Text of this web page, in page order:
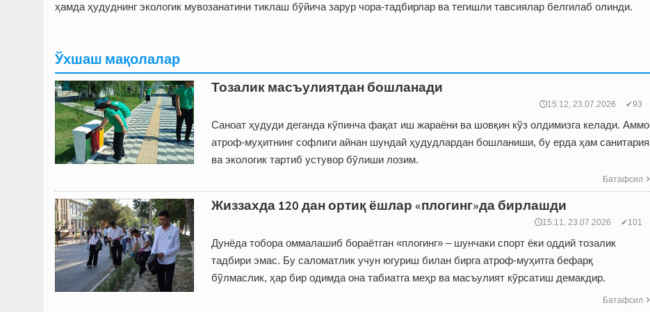
ҳамда ҳудуднинг экологик мувозанатини тиклаш бўйича зарур чора-тадбирлар ва тегишли тавсиялар белгилаб олинди.
Ўхшаш мақолалар
Тозалик масъулиятдан бошланади
🕔15:12, 23.07.2026 ✔93
Саноат ҳудуди деганда кўпинча фақат иш жараёни ва шовқин кўз олдимизга келади. Аммо
атроф-муҳитнинг софлиги айнан шундай ҳудудлардан бошланиши, бу ерда ҳам санитария
ва экологик тартиб устувор бўлиши лозим.
Батафсил 
Жиззахда 120 дан ортиқ ёшлар «плогинг»да бирлашди
🕔15:11, 23.07.2026 ✔101
Дунёда тобора оммалашиб бораётган «плогинг» – шунчаки спорт ёки оддий тозалик
тадбири эмас. Бу саломатлик учун югуриш билан бирга атроф-муҳитга бефарқ
бўлмаслик, ҳар бир одимда она табиатга меҳр ва масъулият кўрсатиш демакдир.
Батафсил 